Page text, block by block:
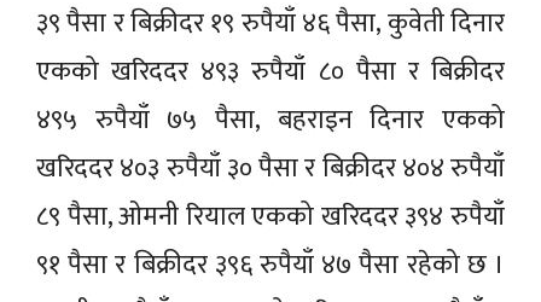
३९ पैसा र बिक्रीदर १९ रुपैयाँ ४६ पैसा, कुवेती दिनार
एकको खरिददर ४९३ रुपैयाँ ८० पैसा र बिक्रीदर
४९५ रुपैयाँ ७५ पैसा, बहराइन दिनार एकको
खरिददर ४०३ रुपैयाँ ३० पैसा र बिक्रीदर ४०४ रुपैयाँ
८९ पैसा, ओमनी रियाल एकको खरिददर ३९४ रुपैयाँ
९१ पैसा र बिक्रीदर ३९६ रुपैयाँ ४७ पैसा रहेको छ ।